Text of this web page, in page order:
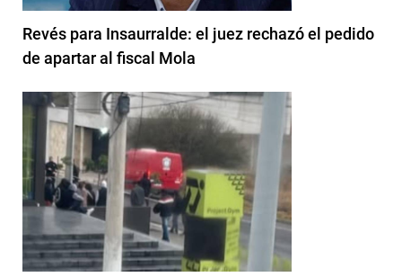
Revés para Insaurralde: el juez rechazó el pedido
de apartar al fiscal Mola